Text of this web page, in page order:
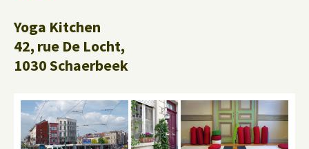
Yoga Kitchen
42, rue De Locht,
1030 Schaerbeek